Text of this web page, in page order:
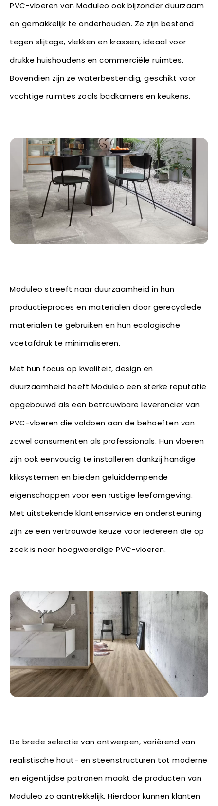
PVC-vloeren van Moduleo ook bijzonder duurzaam
en gemakkelijk te onderhouden. Ze zijn bestand
tegen slijtage, vlekken en krassen, ideaal voor
drukke huishoudens en commerciële ruimtes.
Bovendien zijn ze waterbestendig, geschikt voor
vochtige ruimtes zoals badkamers en keukens.
Moduleo streeft naar duurzaamheid in hun
productieproces en materialen door gerecyclede
materialen te gebruiken en hun ecologische
voetafdruk te minimaliseren.
Met hun focus op kwaliteit, design en
duurzaamheid heeft Moduleo een sterke reputatie
opgebouwd als een betrouwbare leverancier van
PVC-vloeren die voldoen aan de behoeften van
zowel consumenten als professionals. Hun vloeren
zijn ook eenvoudig te installeren dankzij handige
kliksystemen en bieden geluiddempende
eigenschappen voor een rustige leefomgeving.
Met uitstekende klantenservice en ondersteuning
zijn ze een vertrouwde keuze voor iedereen die op
zoek is naar hoogwaardige PVC-vloeren.
De brede selectie van ontwerpen, variërend van
realistische hout- en steenstructuren tot moderne
en eigentijdse patronen maakt de producten van
Moduleo zo aantrekkelijk. Hierdoor kunnen klanten